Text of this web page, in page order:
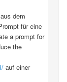
dem
für eine
a prompt for
the
auf einer